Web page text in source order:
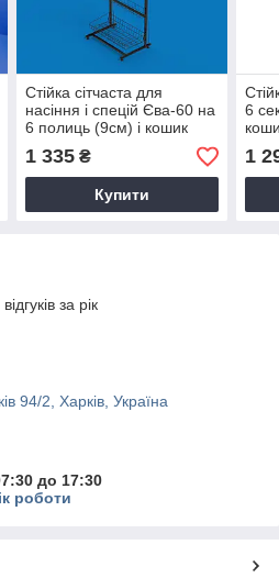
Стійка сітчаста для
насіння і спецій Єва-60 на
6 полиць (9см) і кошик
прямий, чорна
1 335₴
Купити
6
1
за рік
94/2, Харків, Україна
до 17:30
роботи